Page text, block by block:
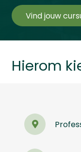
Vind jouw
Hierom